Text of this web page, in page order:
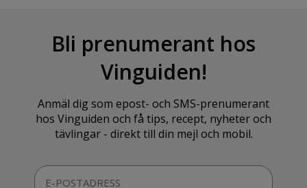
Bli prenumerant hos
Vinguiden!
Anmäl dig som epost- och SMS-prenumerant
hos Vinguiden och få tips, recept, nyheter och
tävlingar - direkt till din mejl och mobil.